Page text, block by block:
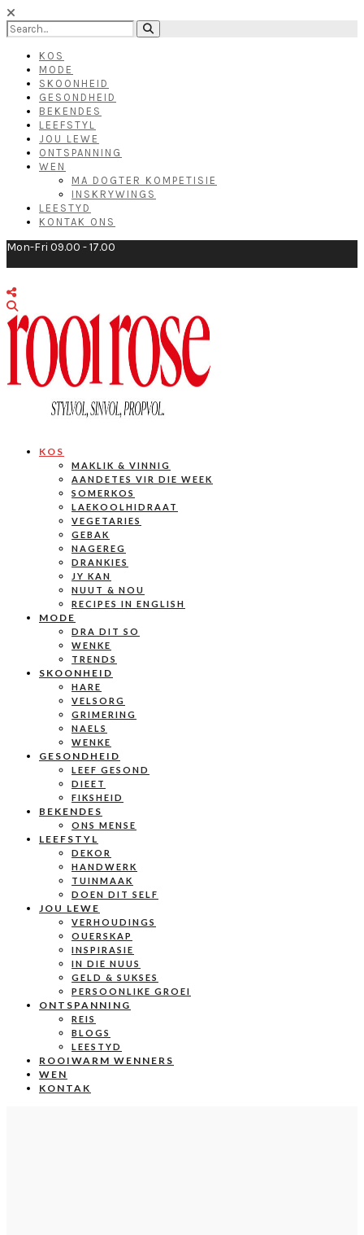
KOS
MODE
SKOONHEID
GESONDHEID
BEKENDES
LEEFSTYL
JOU LEWE
ONTSPANNING
WEN
MA DOGTER KOMPETISIE
INSKRYWINGS
LEESTYD
KONTAK ONS
Mon-Fri 09.00 - 17.00
KOS
MAKLIK & VINNIG
AANDETES VIR DIE WEEK
SOMERKOS
LAEKOOLHIDRAAT
VEGETARIES
GEBAK
NAGEREG
DRANKIES
JY KAN
NUUT & NOU
RECIPES IN ENGLISH
MODE
DRA DIT SO
WENKE
TRENDS
SKOONHEID
HARE
VELSORG
GRIMERING
NAELS
WENKE
GESONDHEID
LEEF GESOND
DIEET
FIKSHEID
BEKENDES
ONS MENSE
LEEFSTYL
DEKOR
HANDWERK
TUINMAAK
DOEN DIT SELF
JOU LEWE
VERHOUDINGS
OUERSKAP
INSPIRASIE
IN DIE NUUS
GELD & SUKSES
PERSOONLIKE GROEI
ONTSPANNING
REIS
BLOGS
LEESTYD
ROOIWARM WENNERS
WEN
KONTAK